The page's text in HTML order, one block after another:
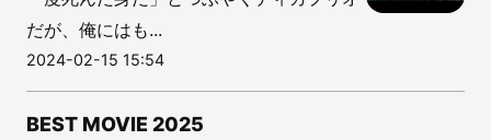
だが、俺にはも...
2024-02-15 15:54
BEST MOVIE 2025